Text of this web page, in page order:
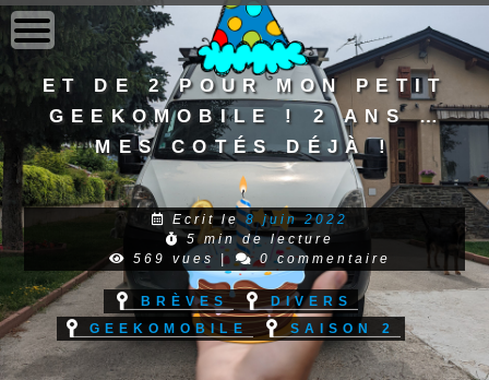
to
content
Brèves
Divers
Geekomobile
Saison 2
Et de 2 pour mon petit
Geekomobile ! 2 ans à
mes cotés déjà !
Ecrit le8 juin 2022
5 min de lecture
569 vues
| 0 commentaire